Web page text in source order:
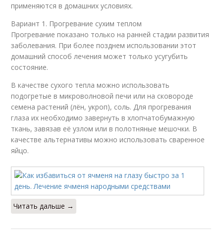
применяются в домашних условиях.
Вариант 1. Прогревание сухим теплом
Прогревание показано только на ранней стадии развития
заболевания. При более позднем использовании этот
домашний способ лечения может только усугубить
состояние.
В качестве сухого тепла можно использовать
подогретые в микроволновой печи или на сковороде
семена растений (лён, укроп), соль. Для прогревания
глаза их необходимо завернуть в хлопчатобумажную
ткань, завязав её узлом или в полотняные мешочки. В
качестве альтернативы можно использовать сваренное
яйцо.
Читать дальше →